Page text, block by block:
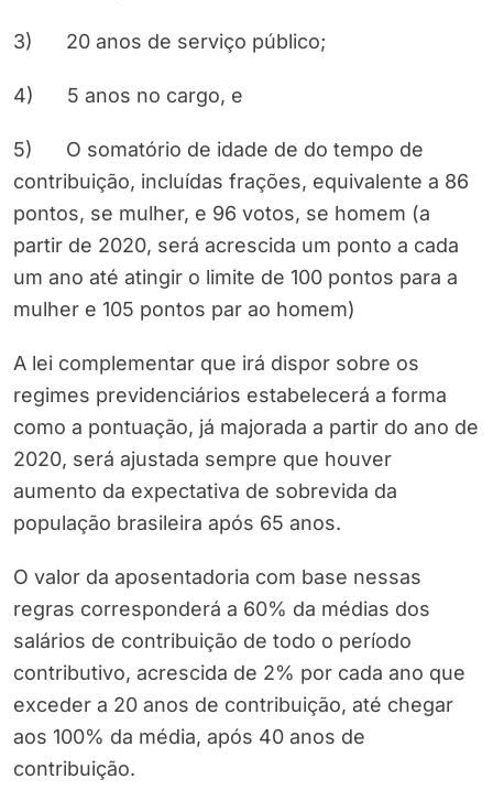
3) 20 anos de serviço público;
4) 5 anos no cargo, e
5) O somatório de idade de do tempo de
contribuição, incluídas frações, equivalente a 86
pontos, se mulher, e 96 votos, se homem (a
partir de 2020, será acrescida um ponto a cada
um ano até atingir o limite de 100 pontos para a
mulher e 105 pontos par ao homem)
A lei complementar que irá dispor sobre os
regimes previdenciários estabelecerá a forma
como a pontuação, já majorada a partir do ano de
2020, será ajustada sempre que houver
aumento da expectativa de sobrevida da
população brasileira após 65 anos.
O valor da aposentadoria com base nessas
regras corresponderá a 60% da médias dos
salários de contribuição de todo o período
contributivo, acrescida de 2% por cada ano que
exceder a 20 anos de contribuição, até chegar
aos 100% da média, após 40 anos de
contribuição.